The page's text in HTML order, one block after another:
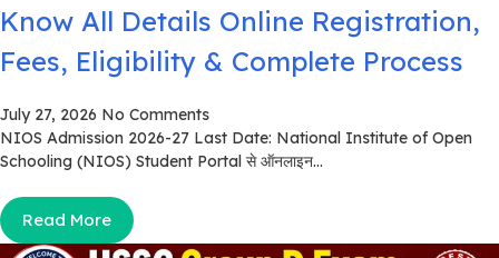
Know All Details Online Registration,
Fees, Eligibility & Complete Process
July 27, 2026 No Comments
NIOS Admission 2026-27 Last Date: National Institute of Open
Schooling (NIOS) Student Portal से ऑनलाइन...
Read More